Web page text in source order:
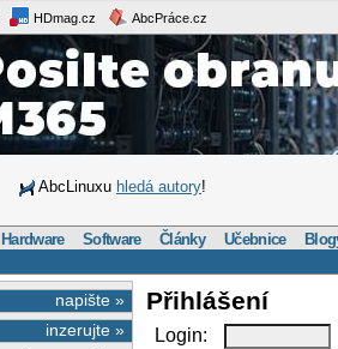
HDmag.cz AbcPráce.cz
AbcLinuxu hledá autory!
Hardware Software Články Učebnice
napište »
inzerujte »
Přihlášení
Login: